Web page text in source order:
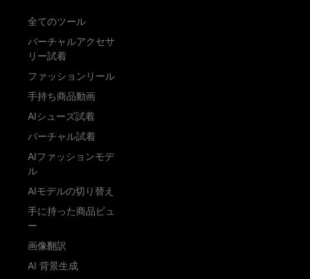
全てのツール
バーチャルアクセサ
リー試着
ファッションリール
手持ち商品動画
AIシューズ試着
バーチャル試着
AIファッションモデ
ル
AIモデルの切り替え
手に持った商品ビュ
ー
画像翻訳
AI 背景生成